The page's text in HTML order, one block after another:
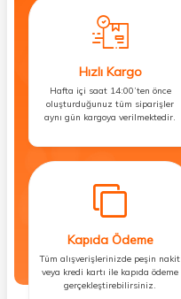
Hızlı Kargo
Hafta içi saat 14:00’ten önce
oluşturduğunuz tüm siparişler
aynı gün kargoya verilmektedir.
Kapıda Ödeme
Tüm alışverişlerinizde peşin nakit
veya kredi kartı ile kapıda ödeme
gerçekleştirebilirsiniz.